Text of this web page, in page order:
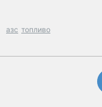
азс топливо